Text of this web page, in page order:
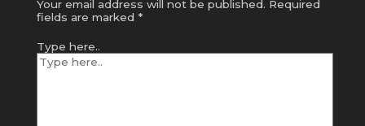
Your email address will not be published. Required
fields are marked *
Type here..